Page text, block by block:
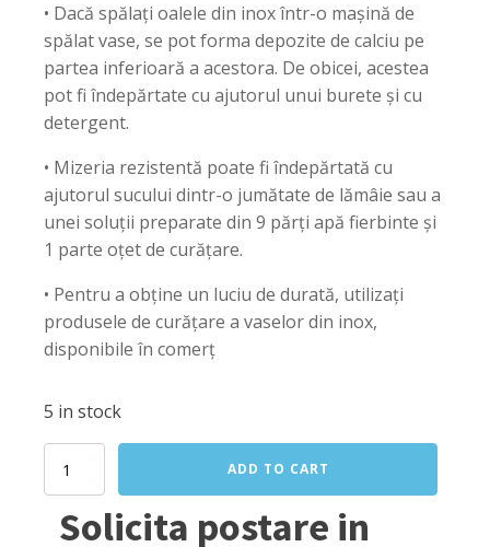
• Dacă spălați oalele din inox într-o mașină de
spălat vase, se pot forma depozite de calciu pe
partea inferioară a acestora. De obicei, acestea
pot fi îndepărtate cu ajutorul unui burete și cu
detergent.
• Mizeria rezistentă poate fi îndepărtată cu
ajutorul sucului dintr-o jumătate de lămâie sau a
unei soluții preparate din 9 părți apă fierbinte și
1 parte oțet de curățare.
• Pentru a obține un luciu de durată, utilizați
produsele de curățare a vaselor din inox,
disponibile în comerț
5 in stock
Oala
ADD TO CART
Solicita postare in